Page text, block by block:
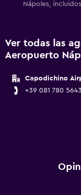
Nápoles,
Ver todas las
Aeropuerto
Capodichino
+39 081 780 5643